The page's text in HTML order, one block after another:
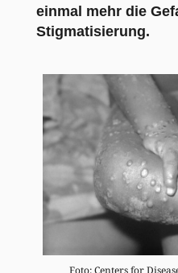
einmal mehr die
Stigmatisierung.